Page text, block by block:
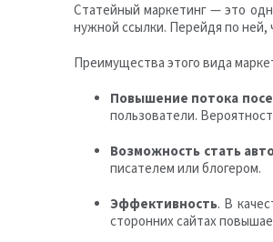
Статейный маркетинг — это
нужной ссылки. Перейдя по ней,
Преимущества этого вида
Повышение потока
пользователи.
Возможность стать
писателем или блогером.
Эффективность. В
сторонних сайтах